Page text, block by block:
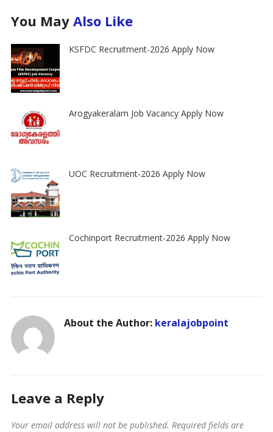
You May Also Like
KSFDC Recruitment-2026 Apply Now
Arogyakeralam Job Vacancy Apply Now
UOC Recruitment-2026 Apply Now
Cochinport Recruitment-2026 Apply Now
About the Author: keralajobpoint
Leave a Reply
Your email address will not be published. Required fields are